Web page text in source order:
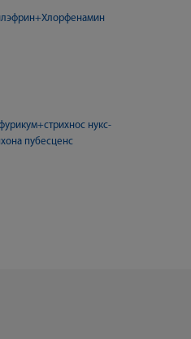
нукс-
пубесценс